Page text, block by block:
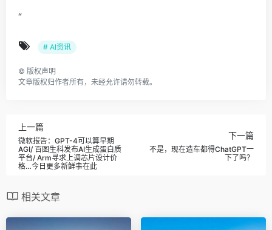
“
# AI资讯
© 版权声明
文章版权归作者所有，未经允许请勿转载。
上一篇
微软报告：GPT-4可以算早期
AGI/ 百图生科发布AI生成蛋白质
平台/ Arm寻求上调芯片设计价
格…今日更多新鲜事在此
下一篇
不是，现在造车都得ChatGPT一
下了吗？
相关文章